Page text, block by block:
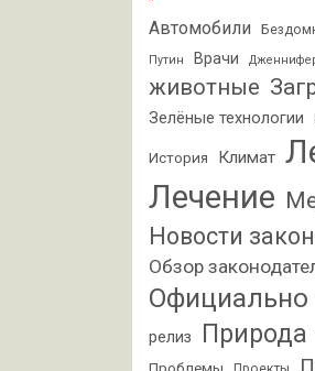
Автомобили
Путин Врачи
животные
Зелёные технологии
История Климат
Лечение
Новости
Обзор
Официально
релиз
Природа